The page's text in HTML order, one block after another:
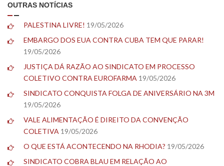
OUTRAS NOTÍCIAS
PALESTINA LIVRE! 19/05/2026
EMBARGO DOS EUA CONTRA CUBA TEM QUE PARAR!
19/05/2026
JUSTIÇA DÁ RAZÃO AO SINDICATO EM PROCESSO
COLETIVO CONTRA EUROFARMA 19/05/2026
SINDICATO CONQUISTA FOLGA DE ANIVERSÁRIO NA 3M
19/05/2026
VALE ALIMENTAÇÃO É DIREITO DA CONVENÇÃO
COLETIVA 19/05/2026
O QUE ESTÁ ACONTECENDO NA RHODIA? 19/05/2026
SINDICATO COBRA BLAU EM RELAÇÃO AO